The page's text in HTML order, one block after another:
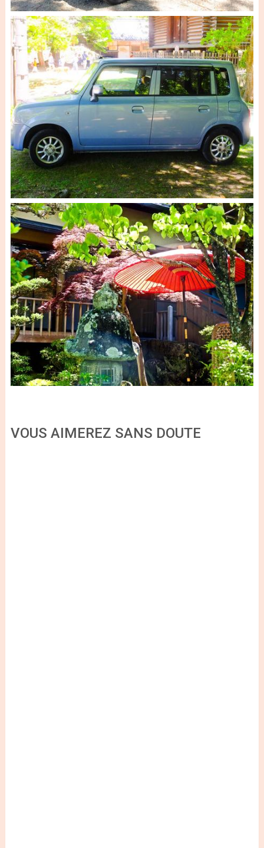
VOUS AIMEREZ SANS DOUTE